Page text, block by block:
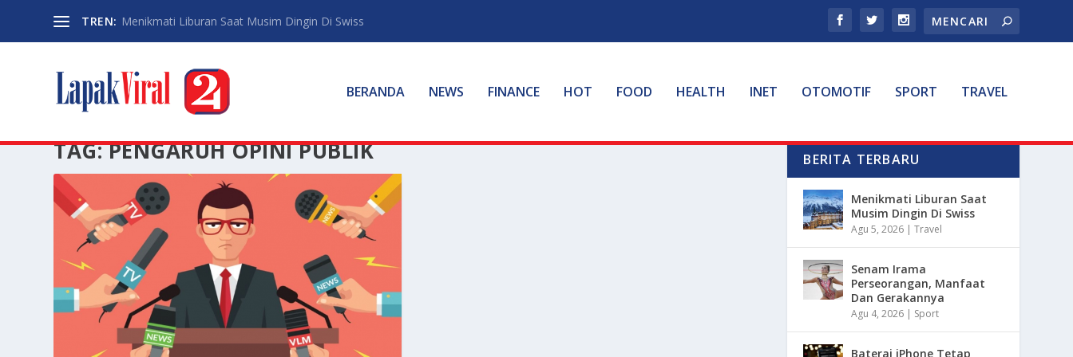
TREN: Menikmati Liburan Saat Musim Dingin Di Swiss
BERANDA NEWS FINANCE HOT FOOD HEALTH INET OTOMOTIF SPORT TRAVEL
TAG:PENGARUH OPINI PUBLIK BERITA TERBARU
Menikmati Liburan Saat
Musim Dingin Di Swiss
Agu 5, 2026 |Travel
Senam Irama
Perseorangan, Manfaat
Dan Gerakannya
Agu 4, 2026 | Sport
Baterai iPhone Tetap